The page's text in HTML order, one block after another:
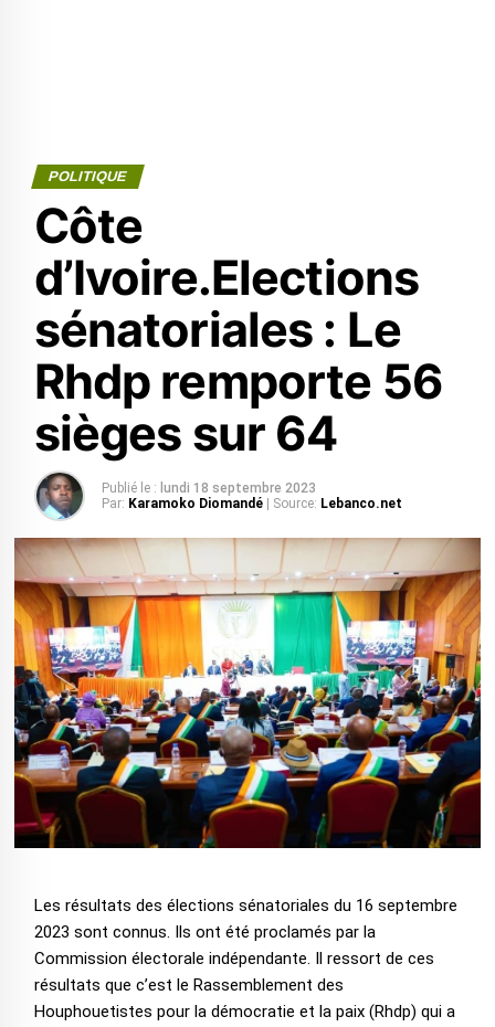
POLITIQUE
Côte
d’Ivoire.Elections
sénatoriales : Le
Rhdp remporte 56
sièges sur 64
Publié le : lundi 18 septembre 2023
Par: Karamoko Diomandé | Source: Lebanco.net
Les résultats des élections sénatoriales du 16 septembre
2023 sont connus. Ils ont été proclamés par la
Commission électorale indépendante. Il ressort de ces
résultats que c’est le Rassemblement des
Houphouetistes pour la démocratie et la paix (Rhdp) qui a